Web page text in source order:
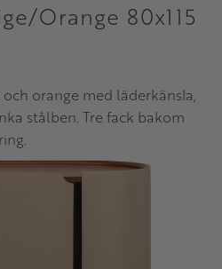
Orange 80x115
orange med läderkänsla,
stålben. Tre fack bakom